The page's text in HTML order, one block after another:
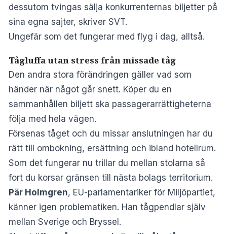
dessutom tvingas sälja konkurrenternas biljetter på
sina egna sajter, skriver SVT.
Ungefär som det fungerar med flyg i dag, alltså.
Tågluffa utan stress från missade tåg
Den andra stora förändringen gäller vad som
händer när något går snett. Köper du en
sammanhållen biljett ska passagerarrättigheterna
följa med hela vägen.
Försenas tåget och du missar anslutningen har du
rätt till ombokning, ersättning och ibland hotellrum.
Som det fungerar nu trillar du mellan stolarna så
fort du korsar gränsen till nästa bolags territorium.
Pär Holmgren, EU-parlamentariker för Miljöpartiet,
känner igen problematiken. Han tågpendlar själv
mellan Sverige och Bryssel.